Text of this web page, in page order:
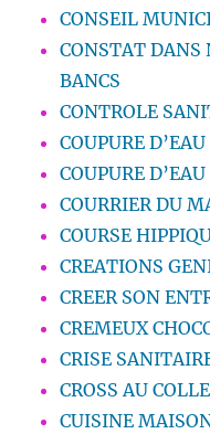
CONSEIL
CONSTAT DANS
BANCS
CONTROLE
COUPURE D’EAU
COUPURE D’EAU
COURRIER DU
COURSE
CREATIONS
CREER SON
CREMEUX
CRISE
CROSS AU
CUISINE